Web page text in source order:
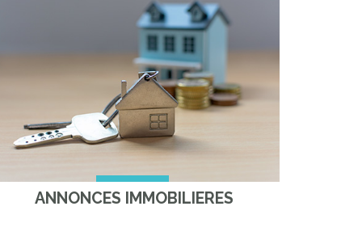
ANNONCES IMMOBILIERES